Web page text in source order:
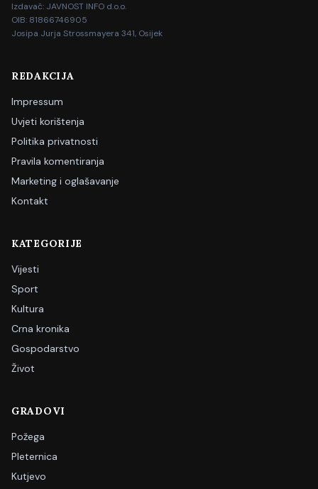
Izdavač: JAVNOST INFO d.o.o.
OIB: 81866746905
Josipa Jurja Strossmayera 341, Osijek
REDAKCIJA
Impressum
Uvjeti korištenja
Politika privatnosti
Pravila komentiranja
Marketing i oglašavanje
Kontakt
KATEGORIJE
Vijesti
Sport
Kultura
Crna kronika
Gospodarstvo
Život
GRADOVI
Požega
Pleternica
Kutjevo